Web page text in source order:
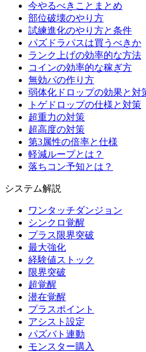
今やるべきことまとめ
部位破壊のやり方
試練進化のやり方と条件
パズドラパスは買うべきか
ランク上げの効率的な方法
コインの効率的な稼ぎ方
無効パの作り方
弱体化ドロップの効果と対
トゲドロップの仕様と対策
超重力の対策
超高度の対策
第3属性の倍率と仕様
軽減ループとは？
落ちコン予知とは？
システム解説
ワンタッチダンジョン
シンクロ覚醒
プラス限界突破
最大強化
経験値ストック
限界突破
超覚醒
潜在覚醒
プラスポイント
アシスト設定
パズバト連動
モンスター購入